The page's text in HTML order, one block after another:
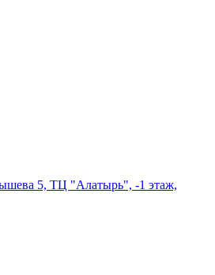
5, ТЦ "Алатырь", -1 этаж,